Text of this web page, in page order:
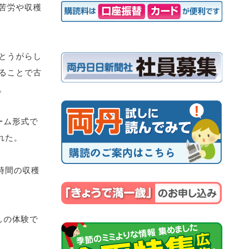
労や収穫
うがらし
ことで古
ム形式で
。
間の収穫
の体験で